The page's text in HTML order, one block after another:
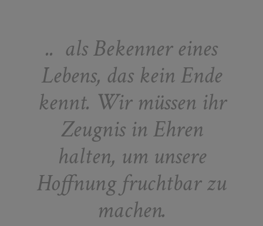
.. als Bekenner eines
Lebens, das kein Ende
kennt. Wir müssen ihr
Zeugnis in Ehren
halten, um unsere
Hoffnung fruchtbar zu
machen.